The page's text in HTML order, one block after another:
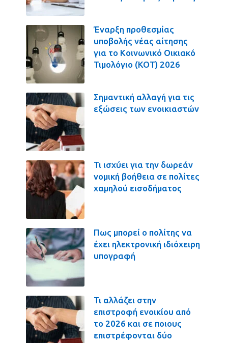
Έναρξη προθεσμίας
υποβολής νέας αίτησης
για το Κοινωνικό Οικιακό
Τιμολόγιο (ΚΟΤ) 2026
Σημαντική αλλαγή για τις
εξώσεις των ενοικιαστών
Τι ισχύει για την δωρεάν
νομική βοήθεια σε πολίτες
χαμηλού εισοδήματος
Πως μπορεί ο πολίτης να
έχει ηλεκτρονική ιδιόχειρη
υπογραφή
Τι αλλάζει στην
επιστροφή ενοικίου από
το 2026 και σε ποιους
επιστρέφονται δύο